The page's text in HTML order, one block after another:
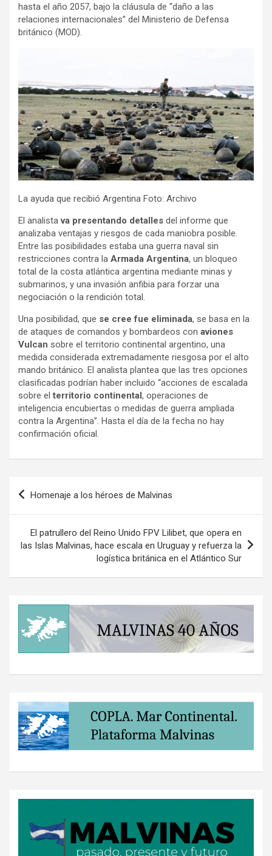
hasta el año 2057, bajo la cláusula de “daño a las
relaciones internacionales” del Ministerio de Defensa
británico (MOD).
La ayuda que recibió Argentina Foto: Archivo
El analistava presentando detalles del informe que
analizaba ventajas y riesgos de cada maniobra posible.
Entre las posibilidades estaba una guerra naval sin
restricciones contra la Armada Argentina, un bloqueo
total de la costa atlántica argentina mediante minas y
submarinos, y una invasión anfibia para forzar una
negociación o la rendición total.
Una posibilidad, que se cree fue eliminada, se basa en la
de ataques de comandos y bombardeos con aviones
Vulcan sobre el territorio continental argentino, una
medida considerada extremadamente riesgosa por el alto
mando británico. El analista plantea que las tres opciones
clasificadas podrían haber incluido “acciones de escalada
sobre elterritorio continental, operaciones de
inteligencia encubiertas o medidas de guerra ampliada
contra la Argentina”. Hasta el día de la fecha no hay
confirmación oficial.
Navegación
entradas
Homenaje a los héroes de Malvinas
El patrullero del Reino Unido FPV Lilibet, que opera en
las Islas Malvinas, hace escala en Uruguay y refuerza la
logística británica en el Atlántico Sur